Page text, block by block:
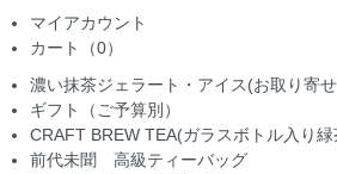
マイアカウント
カート（0）
濃い抹茶ジェラート・アイス(お取り寄せ
ギフト（ご予算別）
CRAFT BREW TEA(ガラスボトル入り緑
前代未聞 高級ティーバッグ